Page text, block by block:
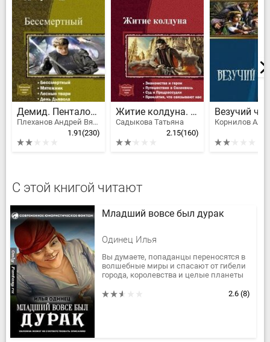
Демид. Пенталогия
Плеханов Андрей Вячеславович
1.91(230)
Житие колдуна. Тетралогия
Садыкова Татьяна
2.15(160)
Везучий
Корнилов
С этой книгой читают
Младший вовсе был дурак
Одинец Илья
Вы думаете, попаданцы переносятся в
волшебные миры и спасают от гибели
города, королевства и целые планеты
бредовых пророчеств,...
2.6 (8)